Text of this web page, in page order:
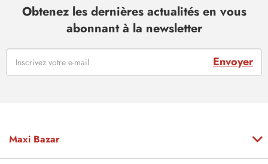
Obtenez les dernières actualités en vous
abonnant à la newsletter
Envoyer
Maxi Bazar